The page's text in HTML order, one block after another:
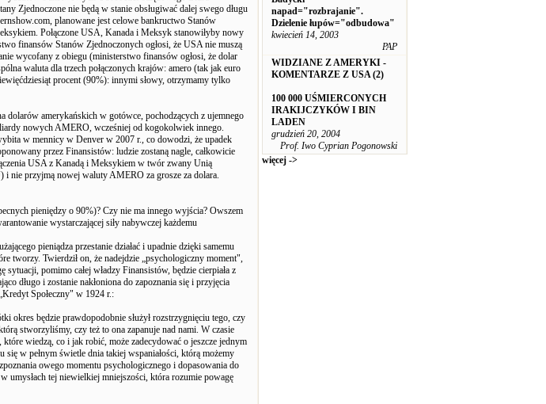
Zjednoczone nie będą w stanie obsługiwać dalej swego długu
planowane jest celowe bankructwo Stanów
Połączone USA, Kanada i Meksyk stanowiłyby nowy
finansów Stanów Zjednoczonych ogłosi, że USA nie muszą
wycofany z obiegu (ministerstwo finansów ogłosi, że dolar
waluta dla trzech połączonych krajów: amero (tak jak euro
procent (90%): innymi słowy, otrzymamy tylko
dolarów amerykańskich w gotówce, pochodzących z ujemnego
nowych AMERO, wcześniej od kogokolwiek innego.
w mennicy w Denver w 2007 r., co dowodzi, że upadek
przez Finansistów: ludzie zostaną nagle, całkowicie
USA z Kanadą i Meksykiem w twór zwany Unią
nie przyjmą nowej waluty AMERO za grosze za dolara.
pieniędzy o 90%)? Czy nie ma innego wyjścia? Owszem
wystarczającej siły nabywczej każdemu
pieniądza przestanie działać i upadnie dzięki samemu
tworzy. Twierdził on, że nadejdzie „psychologiczny moment",
pomimo całej władzy Finansistów, będzie cierpiała z
długo i zostanie nakłoniona do zapoznania się i przyjęcia
Społeczny" w 1924 r.:
okres będzie prawdopodobnie służył rozstrzygnięciu tego, czy
stworzyliśmy, czy też to ona zapanuje nad nami. W czasie
wiedzą, co i jak robić, może zadecydować o jeszcze jednym
w pełnym świetle dnia takiej wspaniałości, którą możemy
owego momentu psychologicznego i dopasowania do
umysłach tej niewielkiej mniejszości, która rozumie powagę
napad="rozbrajanie".
Dzielenie łupów="odbudowa"
kwiecień 14, 2003
PAP
WIDZIANE Z AMERYKI -
KOMENTARZE Z USA (2)
100 000 UŚMIERCONYCH
IRAKIJCZYKÓW I BIN
LADEN
grudzień 20, 2004
Prof. Iwo Cyprian Pogonowski
więcej ->